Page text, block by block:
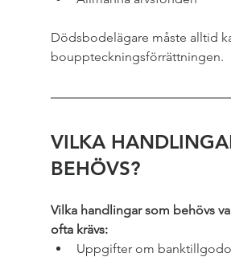
Dödsbodelägare måste alltid
bouppteckningsförrättningen.
VILKA
BEHÖVS?
Vilka handlingar som behövs
ofta krävs:
Uppgifter om